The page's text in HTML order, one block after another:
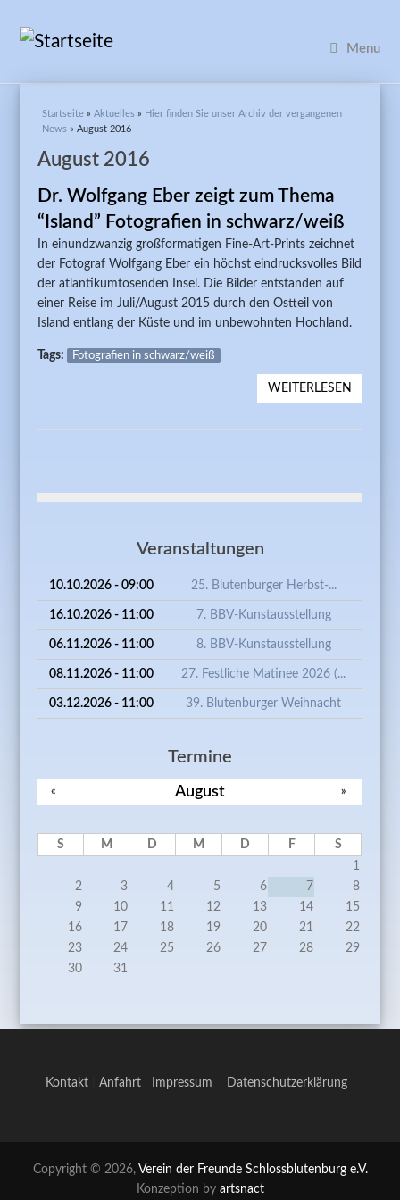
Menu
Sie sind hier
Startseite »Aktuelles » Hier finden Sie unser Archiv der vergangenen
News » August 2016
August 2016
Dr. Wolfgang Eber zeigt zum Thema
“Island” Fotografien in schwarz/weiß
In einundzwanzig großformatigen Fine-Art-Prints zeichnet
der Fotograf Wolfgang Eber ein höchst eindrucksvolles Bild
der atlantikumtosenden Insel. Die Bilder entstanden auf
einer Reise im Juli/August 2015 durch den Ostteil von
Island entlang der Küste und im unbewohnten Hochland.
Tags: Fotografien in schwarz/weiß
WEITERLESEN
EBER
Veranstaltungen
10.10.2026 - 09:00 25. Blutenburger Herbst-...
16.10.2026 - 11:00 7. BBV-Kunstausstellung
06.11.2026 - 11:00 8. BBV-Kunstausstellung
08.11.2026 - 11:00 27. Festliche Matinee 2026 (...
03.12.2026 - 11:00 39. Blutenburger Weihnacht
Termine
August
« »
S M D M D F
S
1
2
3 4 5 6 7
8
9
10 11 12 13 14
15
16
17 18 19 20 21
22
23
24 25 26 27 28
29
30
31
Kontakt Anfahrt Impressum Datenschutzerklärung
Copyright © 2026, Verein der Freunde Schlossblutenburg e.V.
Konzeption by artsnact